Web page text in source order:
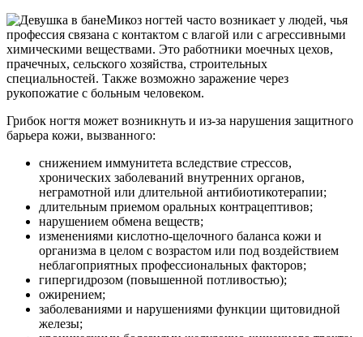
Микоз ногтей часто возникает у людей, чья
профессия связана с контактом с влагой или с агрессивными
химическими веществами. Это работники моечных цехов,
прачечных, сельского хозяйства, строительных
специальностей. Также возможно заражение через
рукопожатие с больным человеком.
Грибок ногтя может возникнуть и из-за нарушения защитного
барьера кожи, вызванного:
снижением иммунитета вследствие стрессов,
хронических заболеваний внутренних органов,
неграмотной или длительной антибиотикотерапии;
длительным приемом оральных контрацептивов;
нарушением обмена веществ;
изменениями кислотно-щелочного баланса кожи и
организма в целом с возрастом или под воздействием
неблагоприятных профессиональных факторов;
гипергидрозом (повышенной потливостью);
ожирением;
заболеваниями и нарушениями функции щитовидной
железы;